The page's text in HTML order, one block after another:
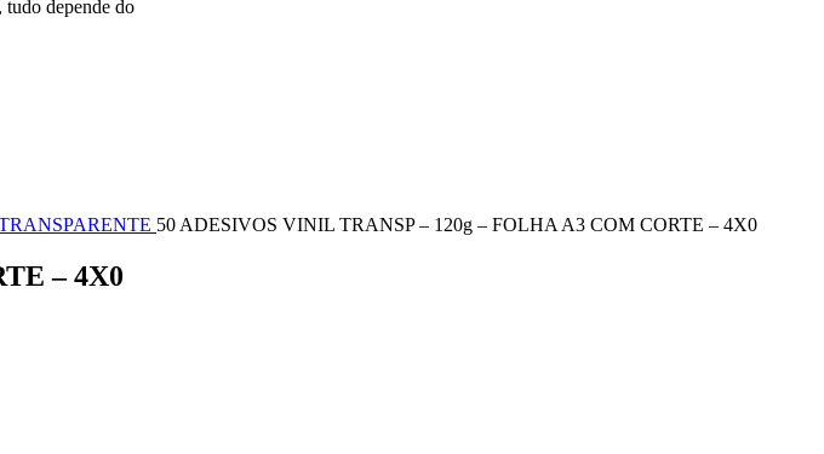
, tudo depende do
50 ADESIVOS VINIL TRANSP – 120g – FOLHA A3 COM CORTE – 4X0
– 4X0